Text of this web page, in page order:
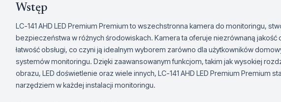
Wstęp
LC-141 AHD LED Premium Premium to wszechstronna kamera do monitoringu,
bezpieczeństwa w różnych środowiskach. Kamera ta oferuje niezrównaną jakość
łatwość obsługi, co czyni ją idealnym wyborem zarówno dla użytkowników
systemów monitoringu. Dzięki zaawansowanym funkcjom, takim jak wysokiej
obrazu, LED doświetlenie oraz wiele innych, LC-141 AHD LED Premium Premium
narzędziem w każdej instalacji monitoringu.